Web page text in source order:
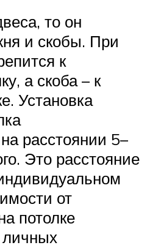
то он
и скобы. При
к
а скоба – к
Установка
расстоянии 5–
Это расстояние
от
потолке